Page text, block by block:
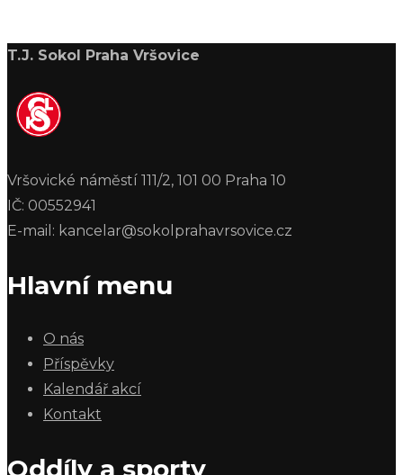
T.J. Sokol Praha Vršovice
Vršovické náměstí 111/2, 101 00 Praha 10
IČ: 00552941
E-mail: kancelar@sokolprahavrsovice.cz
Hlavní menu
O nás
Příspěvky
Kalendář akcí
Kontakt
Oddíly a sporty